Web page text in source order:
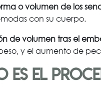
o volumen de los
con su cuerpo.
de volumen tras el
y el aumento de
es el